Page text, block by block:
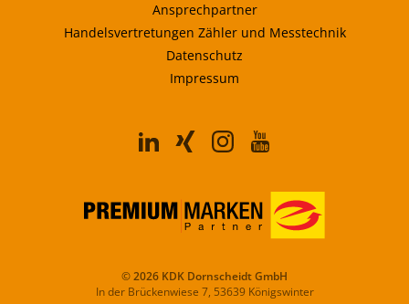
Ansprechpartner
Handelsvertretungen Zähler und Messtechnik
Datenschutz
Impressum
© 2026 KDK Dornscheidt GmbH
In der Brückenwiese 7, 53639 Königswinter